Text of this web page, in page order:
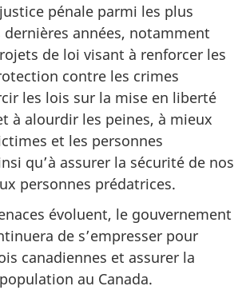
pénale parmi les plus
années, notamment
de loi visant à renforcer les
contre les crimes
les lois sur la mise en liberté
à alourdir les peines, à mieux
et les personnes
qu’à assurer la sécurité de nos
personnes prédatrices.
évoluent, le gouvernement
de s’empresser pour
canadiennes et assurer la
au Canada.